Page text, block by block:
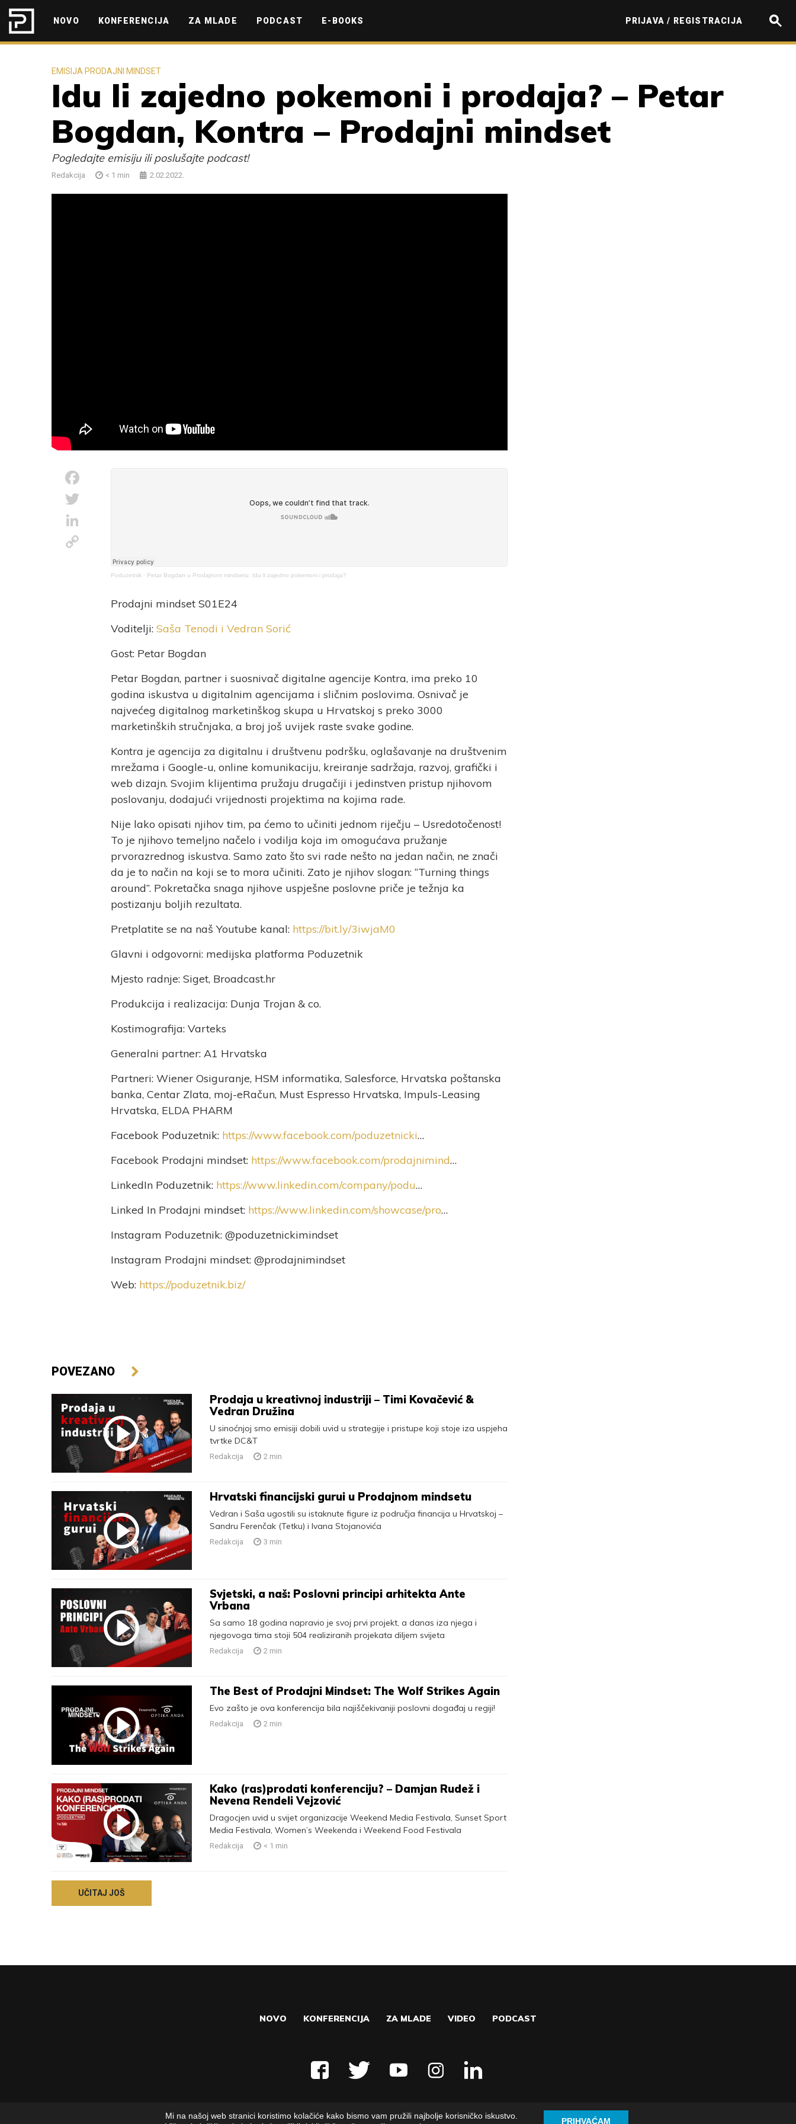
Skip to content
NOVO KONFERENCIJA ZA MLADE PODCAST E-BOOKS PRIJAVA / REGISTRACIJA
EMISIJA PRODAJNI MINDSET
Idu li zajedno pokemoni i prodaja? – Petar
Bogdan, Kontra – Prodajni mindset
Pogledajte emisiju ili poslušajte podcast!
Redakcija < 1 min 2.02.2022.
Link
Poduzetnik · Petar Bogdan u Prodajnom mindsetu: Idu li zajedno pokemoni i prodaja?
Prodajni mindset S01E24
Voditelji: Saša Tenodi i Vedran Sorić
Gost: Petar Bogdan
Petar Bogdan, partner i suosnivač digitalne agencije Kontra, ima preko 10
godina iskustva u digitalnim agencijama i sličnim poslovima. Osnivač je
najvećeg digitalnog marketinškog skupa u Hrvatskoj s preko 3000
marketinških stručnjaka, a broj još uvijek raste svake godine.
Kontra je agencija za digitalnu i društvenu podršku, oglašavanje na društvenim
mrežama i Google-u, online komunikaciju, kreiranje sadržaja, razvoj, grafički i
web dizajn. Svojim klijentima pružaju drugačiji i jedinstven pristup njihovom
poslovanju, dodajući vrijednosti projektima na kojima rade.
Nije lako opisati njihov tim, pa ćemo to učiniti jednom riječju – Usredotočenost!
To je njihovo temeljno načelo i vodilja koja im omogućava pružanje
prvorazrednog iskustva. Samo zato što svi rade nešto na jedan način, ne znači
da je to način na koji se to mora učiniti. Zato je njihov slogan: “Turning things
around”. Pokretačka snaga njihove uspješne poslovne priče je težnja ka
postizanju boljih rezultata.
Pretplatite se na naš Youtube kanal: https://bit.ly/3iwjaM0
Glavni i odgovorni: medijska platforma Poduzetnik
Mjesto radnje: Siget, Broadcast.hr
Produkcija i realizacija: Dunja Trojan & co.
Kostimografija: Varteks
Generalni partner: A1 Hrvatska
Partneri: Wiener Osiguranje, HSM informatika, Salesforce, Hrvatska poštanska
banka, Centar Zlata, moj-eRačun, Must Espresso Hrvatska, Impuls-Leasing
Hrvatska, ELDA PHARM
Facebook Poduzetnik: https://www.facebook.com/poduzetnicki…
Facebook Prodajni mindset: https://www.facebook.com/prodajnimind…
LinkedIn Poduzetnik: https://www.linkedin.com/company/podu…
Linked In Prodajni mindset: https://www.linkedin.com/showcase/pro…
Instagram Poduzetnik: @poduzetnickimindset
Instagram Prodajni mindset: @prodajnimindset
Web: https://poduzetnik.biz/
POVEZANO
Prodaja u kreativnoj industriji – Timi Kovačević &
Vedran Družina
U sinoćnjoj smo emisiji dobili uvid u strategije i pristupe koji stoje iza uspjeha
tvrtke DC&T
Redakcija 2 min
Hrvatski financijski gurui u Prodajnom mindsetu
Vedran i Saša ugostili su istaknute figure iz područja financija u Hrvatskoj –
Sandru Ferenčak (Tetku) i Ivana Stojanovića
Redakcija 3 min
Svjetski, a naš: Poslovni principi arhitekta Ante
Vrbana
Sa samo 18 godina napravio je svoj prvi projekt, a danas iza njega i
njegovoga tima stoji 504 realiziranih projekata diljem svijeta
Redakcija 2 min
The Best of Prodajni Mindset: The Wolf Strikes Again
Evo zašto je ova konferencija bila najiščekivaniji poslovni događaj u regiji!
Redakcija 2 min
Kako (ras)prodati konferenciju? – Damjan Rudež i
Nevena Rendeli Vejzović
Dragocjen uvid u svijet organizacije Weekend Media Festivala, Sunset Sport
Media Festivala, Women’s Weekenda i Weekend Food Festivala
Redakcija < 1 min
UČITAJ JOŠ
NOVO KONFERENCIJA ZA MLADE VIDEO PODCAST
Mi na našoj web stranici koristimo kolačiće kako bismo vam pružili najbolje korisničko iskustvo.
PRIHVAĆAM